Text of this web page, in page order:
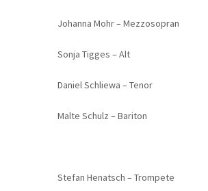
Johanna Mohr – Mezzosopran
Sonja Tigges – Alt
Daniel Schliewa – Tenor
Malte Schulz – Bariton
Stefan Henatsch – Trompete